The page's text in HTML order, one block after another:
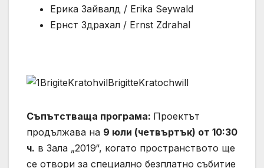
Ерика Зайвалд / Erika Seywald
Ернст Здрахал / Ernst Zdrahal
Съпътстваща програма: Проектът
продължава на 9 юли (четвъртък) от 10:30
ч. в Зала „2019“, когато пространството ще
се отвори за специално безплатно събитие